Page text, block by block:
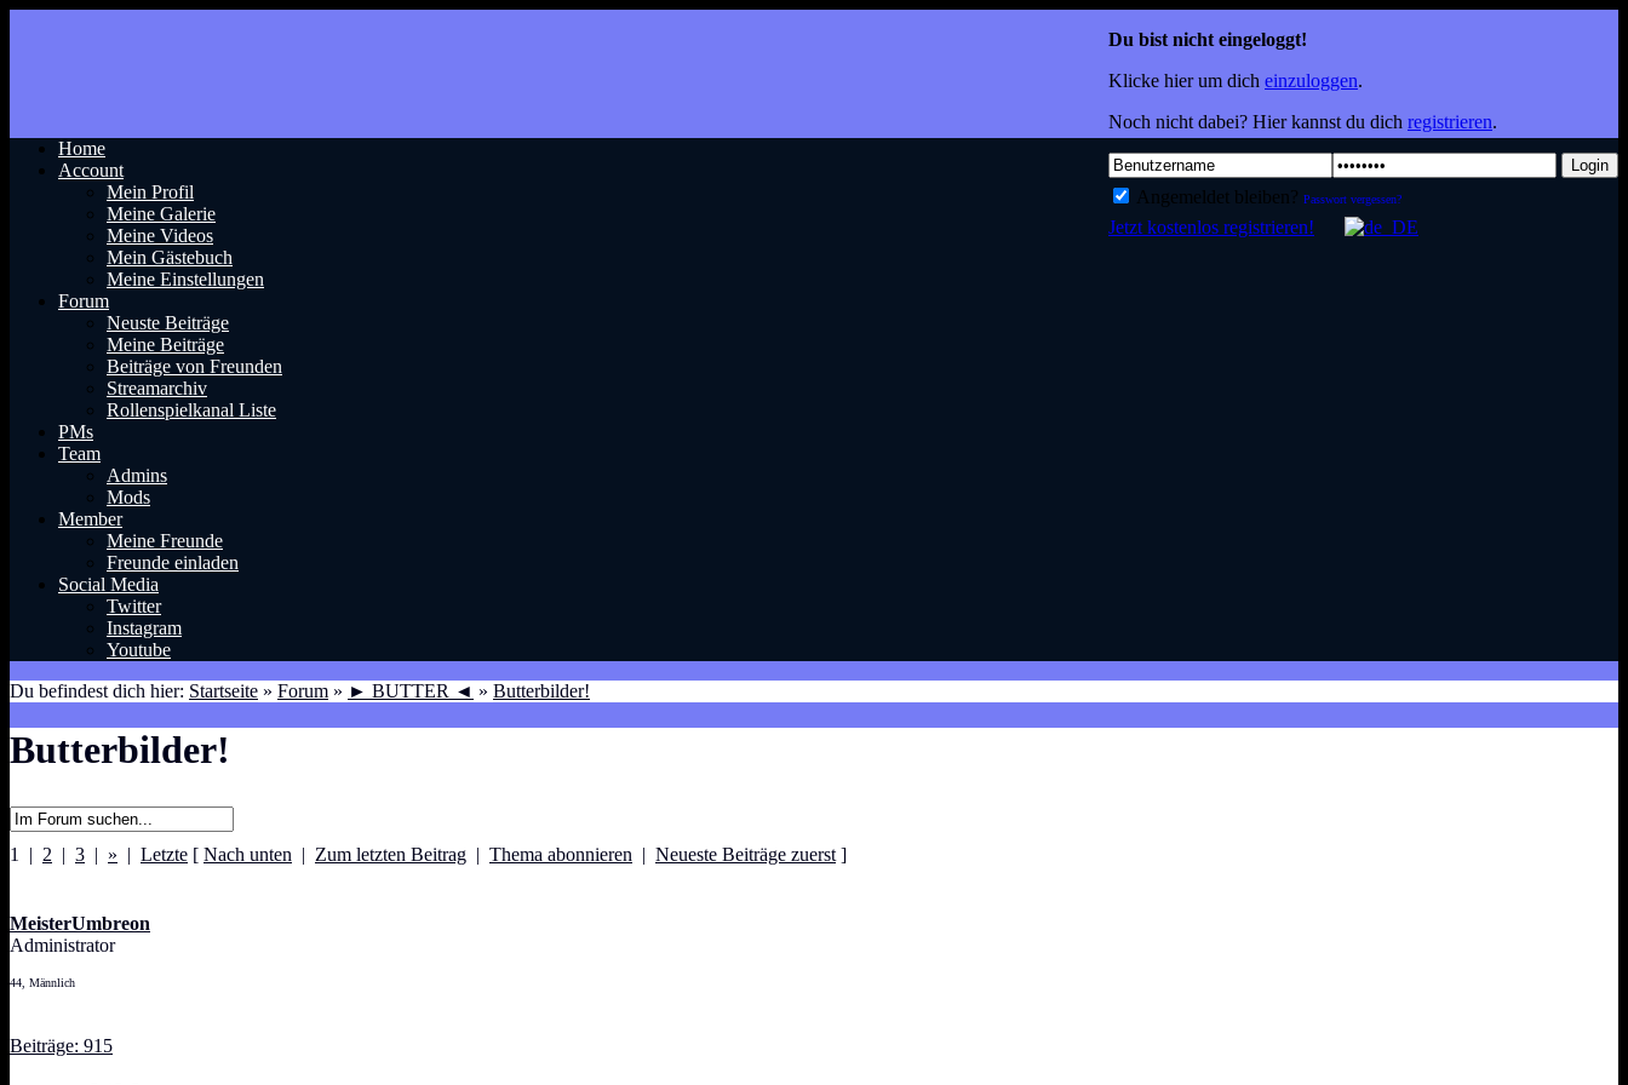
Du bist nicht eingeloggt!
Klicke hier um dich einzuloggen.
Noch nicht dabei? Hier kannst du dich registrieren.
Login
Angemeldet bleiben? Passwort vergessen?
Jetzt kostenlos registrieren!
Home
Account
Mein Profil
Meine Galerie
Meine Videos
Mein Gästebuch
Meine Einstellungen
Forum
Neuste Beiträge
Meine Beiträge
Beiträge von Freunden
Streamarchiv
Rollenspielkanal Liste
PMs
Team
Admins
Mods
Member
Meine Freunde
Freunde einladen
Social Media
Twitter
Instagram
Youtube
Du befindest dich hier: Startseite » Forum » ► BUTTER ◄ » Butterbilder!
Butterbilder!
1 | 2 | 3 | » | Letzte [ Nach unten | Zum letzten Beitrag | Thema abonnieren | Neueste Beiträge zuerst ]
MeisterUmbreon
Administrator
44, Männlich
Beiträge: 915